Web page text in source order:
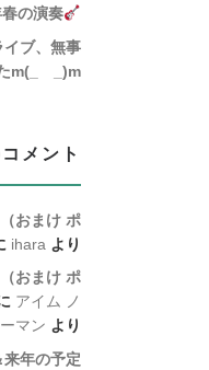
の演奏
ブ、無事
m(_ _)m
メント
（おまけ ポ
ihara より
（おまけ ポ
アイム ノ
マン より
年の予定